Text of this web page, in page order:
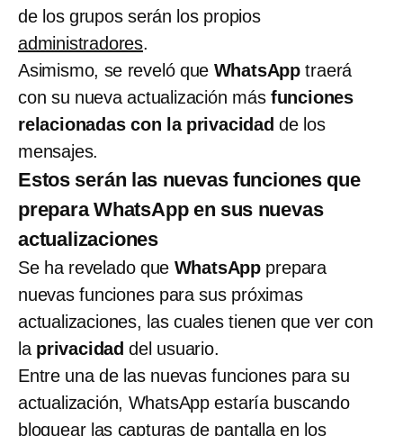
de los grupos serán los propios
administradores.
Asimismo, se reveló que WhatsApp traerá
con su nueva actualización más funciones
relacionadas con la privacidadde los
mensajes.
Estos serán las nuevas funciones que
prepara WhatsApp en sus nuevas
actualizaciones
Se ha revelado que WhatsApp prepara
nuevas funciones para sus próximas
actualizaciones, las cuales tienen que ver con
la privacidad del usuario.
Entre una de las nuevas funciones para su
actualización, WhatsApp estaría buscando
bloquear las capturas de pantallaen los